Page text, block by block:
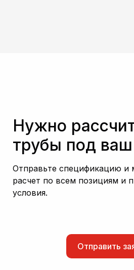
Нужно
трубы под ваш
Отправьте спецификацию и
расчет по всем позициям и
условия.
Отправить